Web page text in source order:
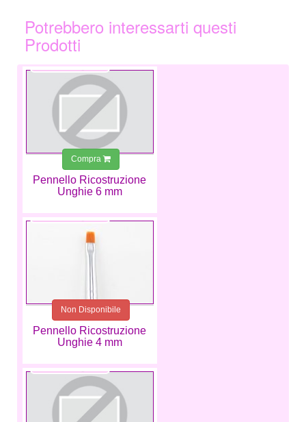
Potrebbero interessarti questi
Prodotti
Pennello Ricostruzione
Unghie 6 mm
8,99 €
Compra
Pennello Ricostruzione
Unghie 4 mm
8,99 €
Non Disponibile
7,99 €